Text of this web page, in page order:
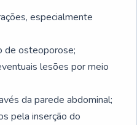
especialmente
de osteoporose;
lesões por meio
da parede abdominal;
pela inserção do